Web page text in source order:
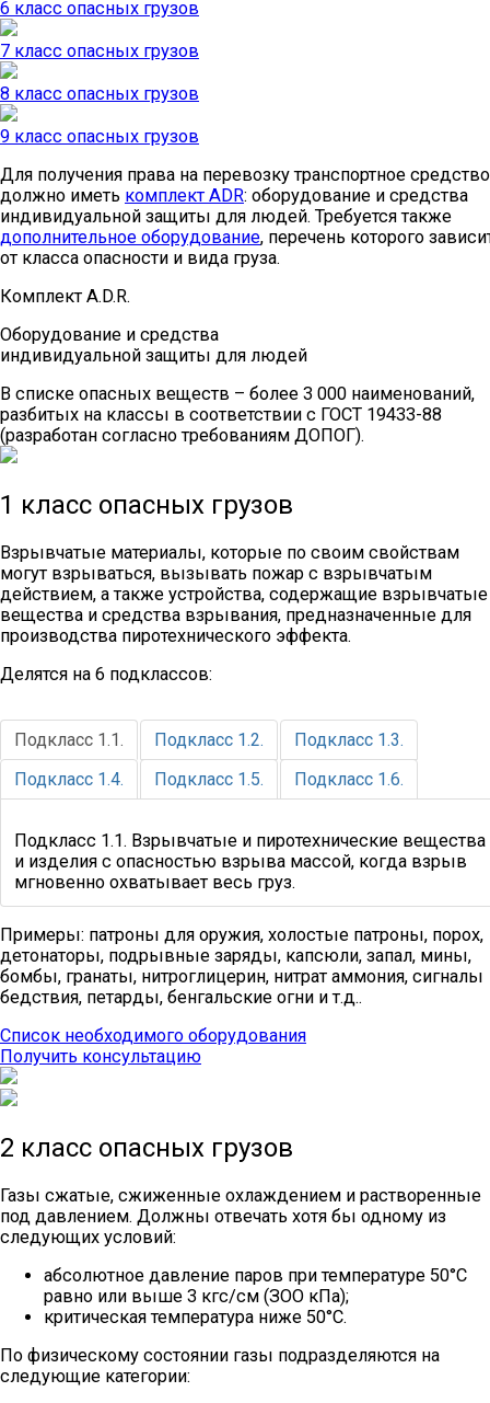
6 класс опасных грузов
7 класс опасных грузов
8 класс опасных грузов
9 класс опасных грузов
Для получения права на перевозку транспортное средство
должно иметь комплект ADR: оборудование и средства
индивидуальной защиты для людей. Требуется также
дополнительное оборудование, перечень которого
от класса опасности и вида груза.
Комплект A.D.R.
Оборудование и средства
индивидуальной защиты для людей
В списке опасных веществ – более 3 000 наименований,
разбитых на классы в соответствии с ГОСТ 19433-88
(разработан согласно требованиям ДОПОГ).
1 класс опасных грузов
Взрывчатые материалы, которые по своим свойствам
могут взрываться, вызывать пожар с взрывчатым
действием, а также устройства, содержащие взрывчатые
вещества и средства взрывания, предназначенные для
производства пиротехнического эффекта.
Делятся на 6 подклассов:
Подкласс 1.1. Подкласс 1.2.
Подкласс 1.3.
Подкласс 1.4.
Подкласс 1.5. Подкласс 1.6.
Подкласс 1.1. Взрывчатые и пиротехнические вещества
и изделия с опасностью взрыва массой, когда взрыв
мгновенно охватывает весь груз.
Примеры: патроны для оружия, холостые патроны, порох,
детонаторы, подрывные заряды, капсюли, запал, мины,
бомбы, гранаты, нитроглицерин, нитрат аммония, сигналы
бедствия, петарды, бенгальские огни и т.д..
Список необходимого оборудования
Получить консультацию
2 класс опасных грузов
Газы сжатые, сжиженные охлаждением и растворенные
под давлением. Должны отвечать хотя бы одному из
следующих условий:
абсолютное давление паров при температуре 50°С
равно или выше 3 кгс/см (ЗОО кПа);
критическая температура ниже 50°С.
По физическому состоянии газы подразделяются на
следующие категории: